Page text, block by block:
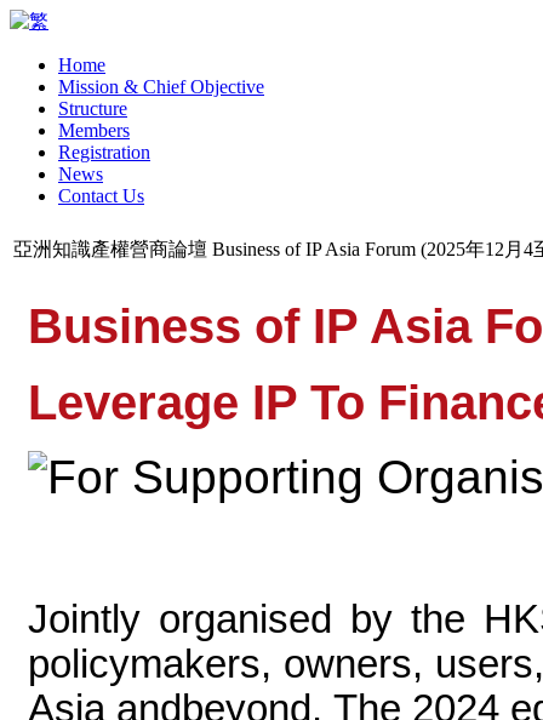
Home
Mission & Chief Objective
Structure
Members
Registration
News
Contact Us
亞洲知識產權營商論壇 Business of IP Asia Forum (2025年12月4
Business of IP Asia
Leverage IP To
Jointly organised by the
policymakers, owners,
Asia and beyond. The 2024